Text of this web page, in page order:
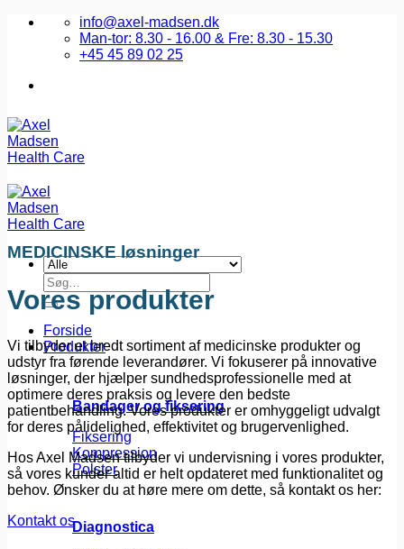
Fortsæt
info@axel-madsen.dk
Man-tor: 8.30 - 16.00 & Fre: 8.30 - 15.30
+45 45 89 02 25
Søg
efter:
Forside
Produkter
Bandager og fiksering
Fiksering
Kompression
Polster
Diagnostica
MEDICINSKE løsninger
Vores produkter
Vi tilbyder et bredt sortiment af medicinske produkter og
udstyr fra førende leverandører. Vi fokuserer på innovative
løsninger, der hjælper sundhedsprofessionelle med at
optimere deres praksis og levere den bedste
patientbehandling. Vores produkter er omhyggeligt udvalgt
for deres pålidelighed, effektivitet og brugervenlighed.
Hos Axel Madsen tilbyder vi undervisning i vores produkter,
så vores kunder altid er helt opdateret med funktionalitet og
behov. Ønsker du at høre mere om dette, så kontakt os her:
Kontakt os